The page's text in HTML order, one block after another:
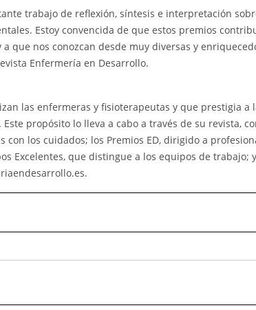
trabajo de reflexión, síntesis e interpretación
Estoy convencida de que estos premios
que nos conozcan desde muy diversas y
Enfermería en Desarrollo.
las enfermeras y fisioterapeutas y que prestigia a
propósito lo lleva a cabo a través de su revista,
los cuidados; los Premios ED, dirigido a
Excelentes, que distingue a los equipos de trabajo;